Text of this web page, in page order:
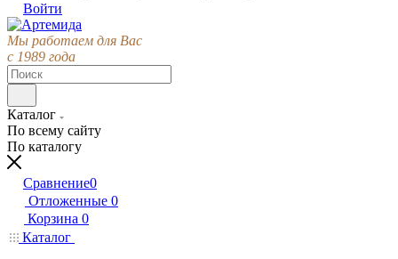
Войти
Мы работаем для Вас
с 1989 года
Каталог
По всему сайту
По каталогу
Сравнение0
Отложенные 0
Корзина 0
Каталог